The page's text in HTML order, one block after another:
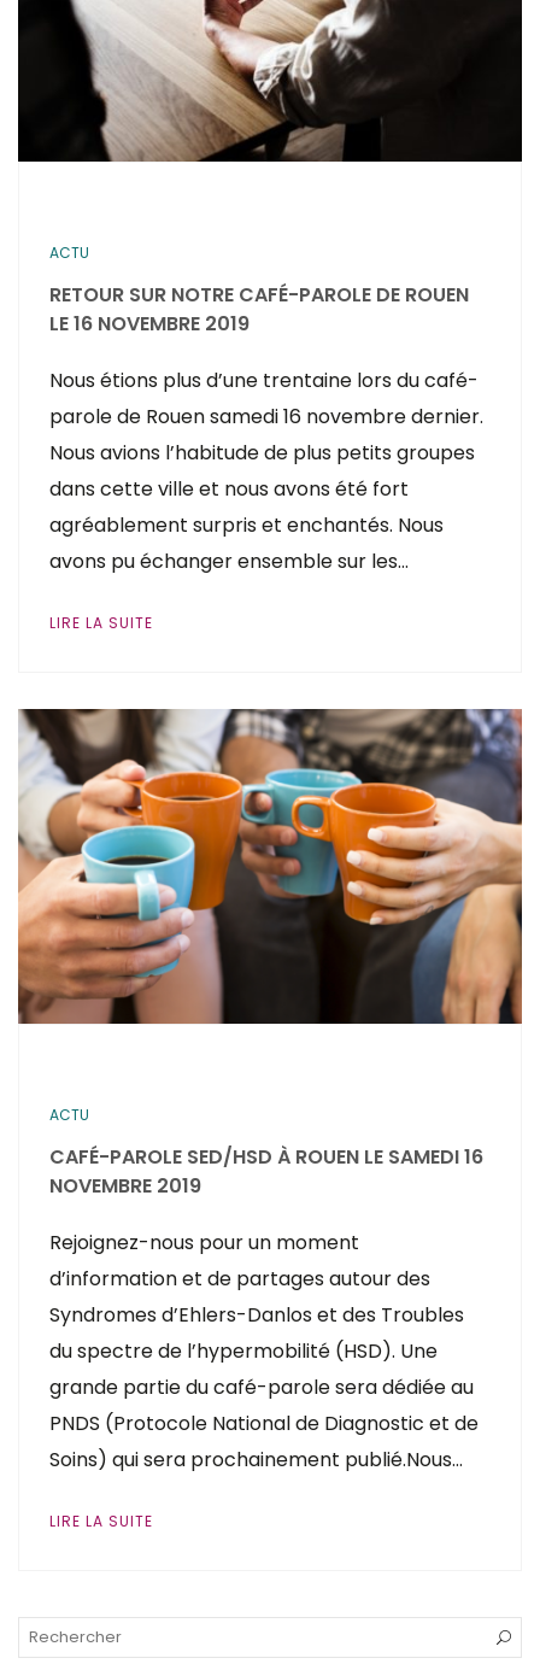
ACTU
RETOUR SUR NOTRE CAFÉ-PAROLE DE ROUEN
LE 16 NOVEMBRE 2019
Nous étions plus d’une trentaine lors du café-
parole de Rouen samedi 16 novembre dernier.
Nous avions l’habitude de plus petits groupes
dans cette ville et nous avons été fort
agréablement surpris et enchantés. Nous
avons pu échanger ensemble sur les…
LIRE LA SUITE
ACTU
CAFÉ-PAROLE SED/HSD À ROUEN LE SAMEDI 16
NOVEMBRE 2019
Rejoignez-nous pour un moment
d’information et de partages autour des
Syndromes d’Ehlers-Danlos et des Troubles
du spectre de l’hypermobilité (HSD). Une
grande partie du café-parole sera dédiée au
PNDS (Protocole National de Diagnostic et de
Soins) qui sera prochainement publié.Nous…
LIRE LA SUITE